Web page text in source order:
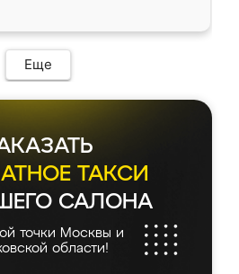
Еще
ТАКСИ
САЛОНА
точки Москвы и
области!